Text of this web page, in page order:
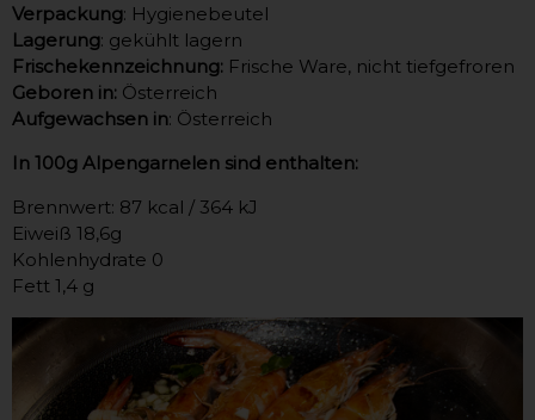
Verpackung: Hygienebeutel
Lagerung: gekühlt lagern
Frischekennzeichnung: Frische Ware, nicht tiefgefroren
Geboren in: Österreich
Aufgewachsen in: Österreich
In 100g Alpengarnelen sind enthalten:
Brennwert: 87 kcal / 364 kJ
Eiweiß 18,6g
Kohlenhydrate 0
Fett 1,4 g